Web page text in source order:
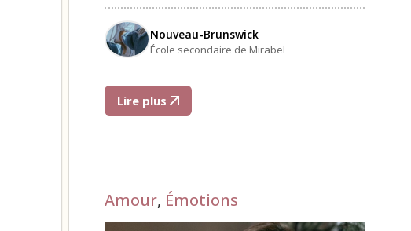
Nouveau-Brunswick
École secondaire de Mirabel
Lire plus
Amour, Émotions